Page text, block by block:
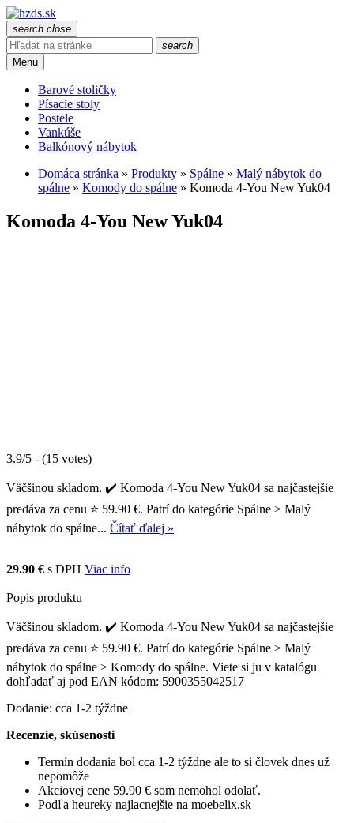
search close
search
Menu
Barové stoličky
Písacie stoly
Postele
Vankúše
Balkónový nábytok
Domáca stránka » Produkty » Spálne » Malý nábytok do
spálne » Komody do spálne » Komoda 4-You New Yuk04
Komoda 4-You New Yuk04
3.9/5 - (15 votes)
Väčšinou skladom. ✔️ Komoda 4-You New Yuk04 sa najčastejšie
predáva za cenu ⭐ 59.90 €. Patrí do kategórie Spálne > Malý
nábytok do spálne... Čítať ďalej »
29.90 € s DPH Viac info
Popis produktu
Väčšinou skladom. ✔️ Komoda 4-You New Yuk04 sa najčastejšie
predáva za cenu ⭐ 59.90 €. Patrí do kategórie Spálne > Malý
nábytok do spálne > Komody do spálne. Viete si ju v katalógu
dohľadať aj pod EAN kódom: 5900355042517
Dodanie: cca 1-2 týždne
Recenzie, skúsenosti
Termín dodania bol cca 1-2 týždne ale to si človek dnes už
nepomôže
Akciovej cene 59.90 € som nemohol odolať.
Podľa heureky najlacnejšie na moebelix.sk